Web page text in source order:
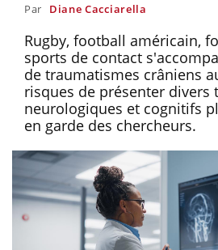
Par Diane Cacciarella
Rugby, football américain,
sports de contact
de traumatismes crâniens
risques de présenter divers
neurologiques et cognitifs
en garde des chercheurs.